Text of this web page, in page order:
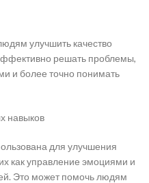
улучшить качество
решать проблемы,
и более точно понимать
навыков
для улучшения
как управление эмоциями и
Это может помочь людям